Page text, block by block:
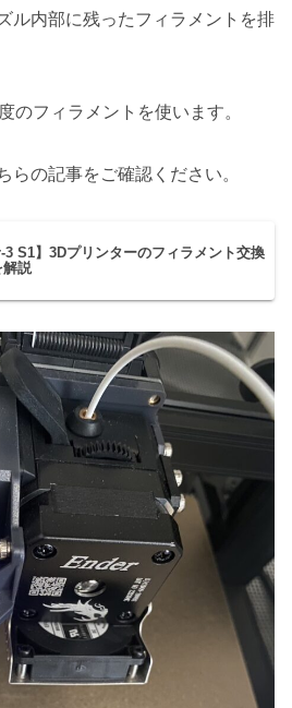
ル内部に残ったフィラメントを排
のフィラメントを使います。
らの記事をご確認ください。
3 S1】3Dプリンターのフィラメント交換
解説